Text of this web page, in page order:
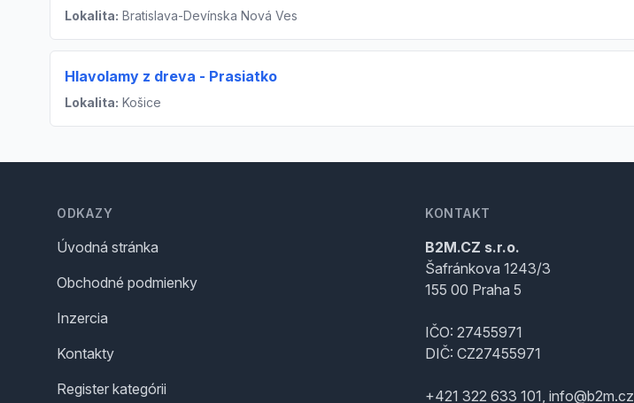
Lokalita: Bratislava-Devínska Nová Ves
Hlavolamy z dreva - Prasiatko
Lokalita: Košice
ODKAZY
Úvodná stránka
Obchodné podmienky
Inzercia
Kontakty
Register kategórii
KONTAKT
B2M.CZ s.r.o.
Šafránkova 1243/3
155 00 Praha 5
IČO: 27455971
DIČ: CZ27455971
+421 322 633 101, info@b2m.cz